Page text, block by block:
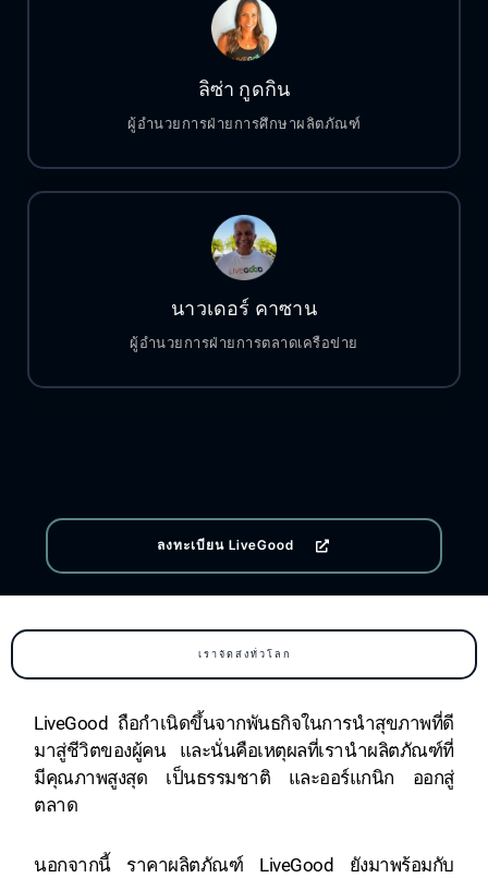
ลิซ่า กูดกิน
ผู้อำนวยการฝ่ายการศึกษาผลิตภัณฑ์
นาวเดอร์ คาซาน
ผู้อำนวยการฝ่ายการตลาดเครือข่าย
ลงทะเบียน LiveGood
เราจัดส่งทั่วโลก
LiveGood ถือกำเนิดขึ้นจากพันธกิจในการนำสุขภาพที่ดี
มาสู่ชีวิตของผู้คน และนั่นคือเหตุผลที่เรานำผลิตภัณฑ์ที่
มีคุณภาพสูงสุด เป็นธรรมชาติ และออร์แกนิก ออกสู่
ตลาด
นอกจากนี้ ราคาผลิตภัณฑ์ LiveGood ยังมาพร้อมกับ